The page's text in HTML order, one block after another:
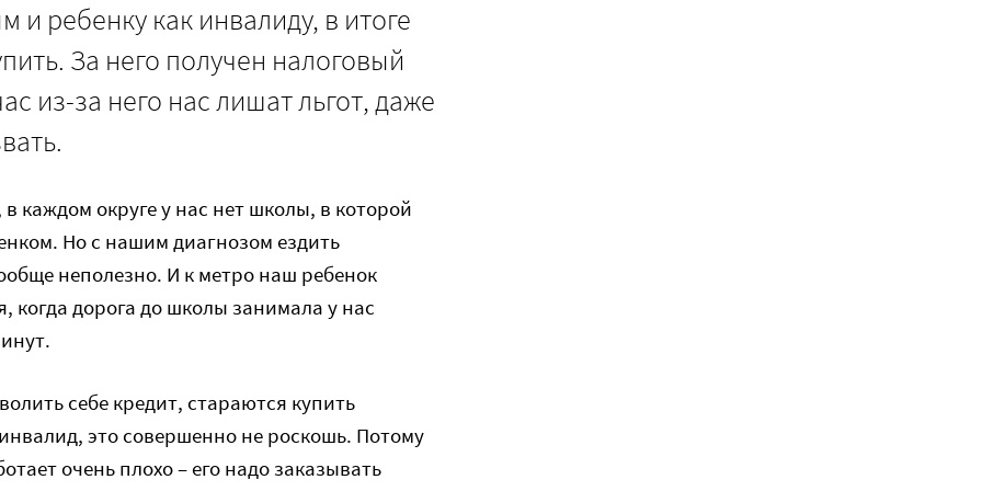
и ребенку как инвалиду, в итоге
За него получен налоговый
из-за него нас лишат льгот, даже
каждом округе у нас нет школы, в которой
Но с нашим диагнозом ездить
неполезно. И к метро наш ребенок
когда дорога до школы занимала у нас
себе кредит, стараются купить
это совершенно не роскошь. Потому
очень плохо – его надо заказывать